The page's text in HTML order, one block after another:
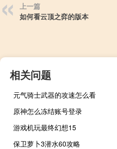
上一篇
如何看云顶之弈的版本
相关问题
元气骑士武器的攻速怎么看
原神怎么冻结账号登录
游戏机玩最终幻想15
保卫萝卜3潜水60攻略